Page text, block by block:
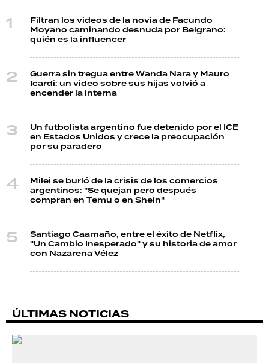
Filtran los videos de la novia de Facundo
Moyano caminando desnuda por Belgrano:
quién es la influencer
Guerra sin tregua entre Wanda Nara y Mauro
Icardi: un video sobre sus hijas volvió a
encender la interna
Un futbolista argentino fue detenido por el ICE
en Estados Unidos y crece la preocupación
por su paradero
Milei se burló de la crisis de los comercios
argentinos: "Se quejan pero después
compran en Temu o en Shein"
Santiago Caamaño, entre el éxito de Netflix,
"Un Cambio Inesperado" y su historia de amor
con Nazarena Vélez
ÚLTIMAS NOTICIAS